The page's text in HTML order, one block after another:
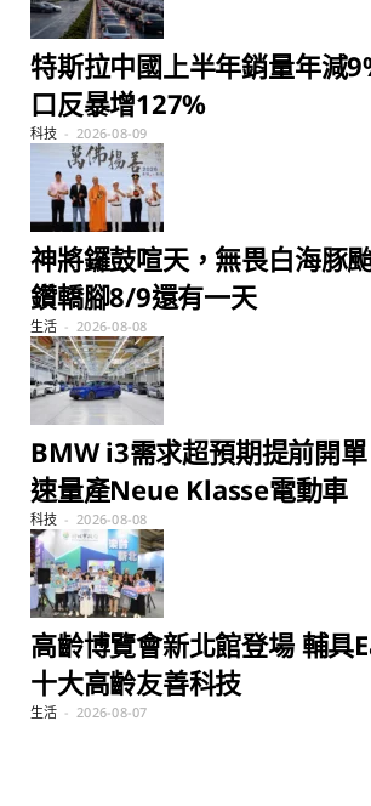
特斯拉中國上半年銷量年減
口反暴增127%
科技 2026-08-09
神將鑼鼓喧天，無畏白海豚
鑽轎腳8/9還有一天
生活 2026-08-08
BMW i3需求超預期提前開
速量產Neue Klasse電動車
科技 2026-08-08
高齡博覽會新北館登場 輔具
十大高齡友善科技
生活 2026-08-07